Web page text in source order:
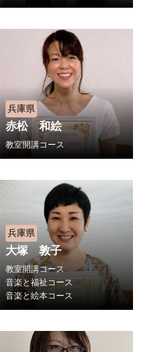
兵庫県
赤松 和絵
教室開講コース
兵庫県
大塚 敦子
教室開講コース
音楽と福祉コース
音楽と絵本コース